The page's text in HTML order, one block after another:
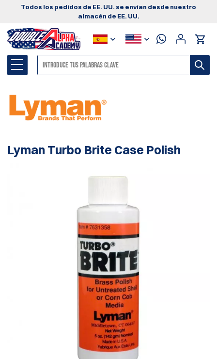
Todos los pedidos de EE. UU. se envían desde nuestro
almacén de EE. UU.
Lyman Turbo Brite Case Polish